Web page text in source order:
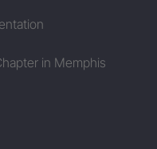
in Memphis